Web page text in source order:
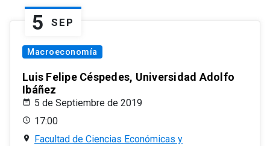
5 SEP
Macroeconomía
Luis Felipe Céspedes, Universidad Adolfo
Ibáñez
5 de Septiembre de 2019
17:00
Facultad de Ciencias Económicas y